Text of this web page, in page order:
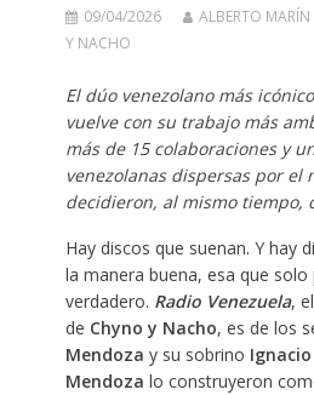
09/04/2026 ALBERTO
Y NACHO
El dúo venezolano más
vuelve con su trabajo más
más de 15 colaboraciones y
venezolanas dispersas por el
decidieron, al mismo tiempo,
Hay discos que suenan. Y hay
la manera buena, esa que solo
verdadero. Radio Venezuela,
de Chyno y Nacho, es de los
Mendoza y su sobrino Ignacio
Mendoza lo construyeron